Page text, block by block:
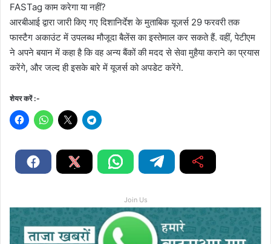
FASTag काम करेगा या नहीं?
आरबीआई द्वारा जारी किए गए दिशानिर्देश के मुताबिक यूजर्स 29 फरवरी तक
फास्टैग अकाउंट में उपलब्ध मौजूदा बैलेंस का इस्तेमाल कर सकते हैं. वहीं, पेटीएम
ने अपने बयान में कहा है कि वह अन्य बैंकों की मदद से सेवा मुहैया कराने का प्रयास
करेंगे, और जल्द ही इसके बारे में यूजर्स को अपडेट करेंगे.
शेयर करें :-
Join Us